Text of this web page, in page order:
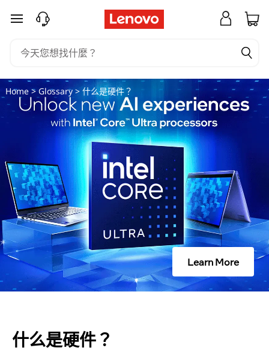
什
硬
件
跳至主要內容
Home> Glossary> 什么是硬件？
Learn More
什么是硬件？